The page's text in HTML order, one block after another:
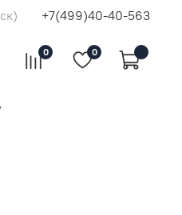
+7(499)40-40-563
0 0